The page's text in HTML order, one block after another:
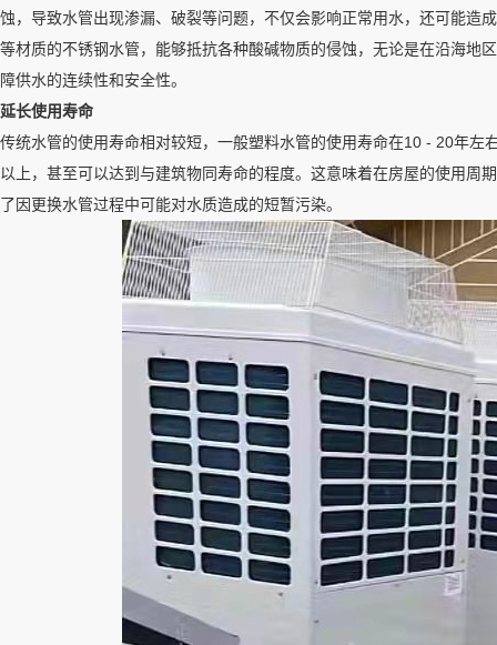
蚀，导致水管出现渗漏、破裂等问题，不仅会影响正常用水，还可能造
等材质的不锈钢水管，能够抵抗各种酸碱物质的侵蚀，无论是在沿海地
障供水的连续性和安全性。
延长使用寿命
传统水管的使用寿命相对较短，一般塑料水管的使用寿命在10 - 20年
以上，甚至可以达到与建筑物同寿命的程度。这意味着在房屋的使用周
了因更换水管过程中可能对水质造成的短暂污染。